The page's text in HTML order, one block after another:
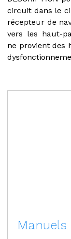
circuit dans le
récepteur de
vers les haut-
ne provient des
Manuels